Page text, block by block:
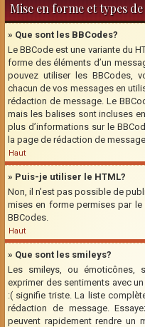
Mise en forme et types
» Que sont les BBCodes?
Le BBCode est une variante du
forme des éléments d’un
pouvez utiliser les BBCodes,
chacun de vos messages en
rédaction de message. Le
mais les balises sont incluses
plus d’informations sur le
la page de rédaction de
Haut
» Puis-je utiliser le HTML?
Non, il n’est pas possible de
mises en forme permises par
BBCodes.
Haut
» Que sont les smileys?
Les smileys, ou émoticônes,
exprimer des sentiments avec
:( signifie triste. La liste
rédaction de message.
peuvent rapidement rendre un